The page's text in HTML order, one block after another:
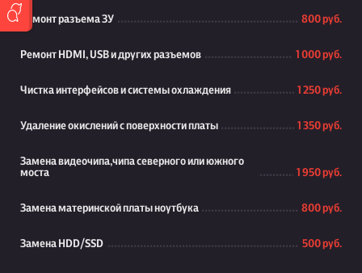
Ремонт разъема ЗУ 800 руб.
Ремонт HDMI, USB и других разъемов 1 000 руб.
Чистка интерфейсов и системы охлаждения 1 250 руб.
Удаление окислений с поверхности платы 1 350 руб.
Замена видеочипа,чипа северного или южного
моста
1 950 руб.
Замена материнской платы ноутбука 800 руб.
Замена HDD/SSD 500 руб.